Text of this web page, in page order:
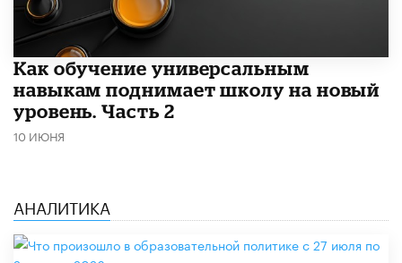
​Как обучение универсальным
навыкам поднимает школу на новый
уровень. Часть 2
10 ИЮНЯ
АНАЛИТИКА